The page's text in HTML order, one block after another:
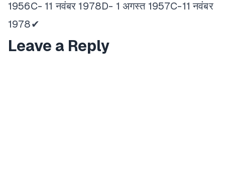
1956C- 11 नवंबर 1978D- 1 अगस्त 1957C-11 नवंबर
1978✔
Leave a Reply